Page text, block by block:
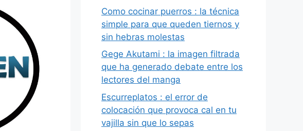
Como cocinar puerros : la técnica
simple para que queden tiernos y
sin hebras molestas
Gege Akutami : la imagen filtrada
que ha generado debate entre los
lectores del manga
Escurreplatos : el error de
colocación que provoca cal en tu
vajilla sin que lo sepas